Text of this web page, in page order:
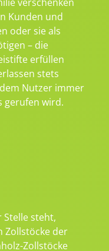
Kunden und
oder sie als
– die
erfüllen
stets
Nutzer immer
gerufen wird.
steht,
Zollstöcke der
Zollstöcke